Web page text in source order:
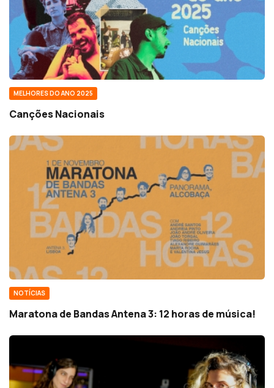
MELHORES DO ANO 2025
Canções Nacionais
NOTÍCIAS
Maratona de Bandas Antena 3: 12 horas de música!